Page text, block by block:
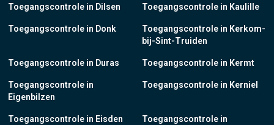
Toegangscontrole in Dilsen
Toegangscontrole in Donk
Toegangscontrole in Duras
Toegangscontrole in
Eigenbilzen
Toegangscontrole in Eisden
Toegangscontrole in Kaulille
Toegangscontrole in Kerkom-
bij-Sint-Truiden
Toegangscontrole in Kermt
Toegangscontrole in Kerniel
Toegangscontrole in